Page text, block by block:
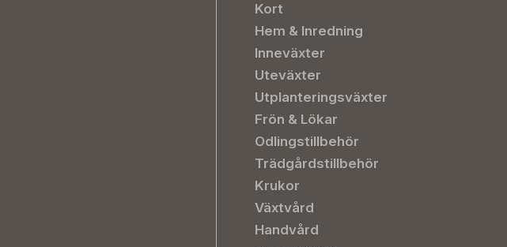
Kort
Hem & Inredning
Inneväxter
Uteväxter
Utplanteringsväxter
Frön & Lökar
Odlingstillbehör
Trädgårdstillbehör
Krukor
Växtvård
Handvård